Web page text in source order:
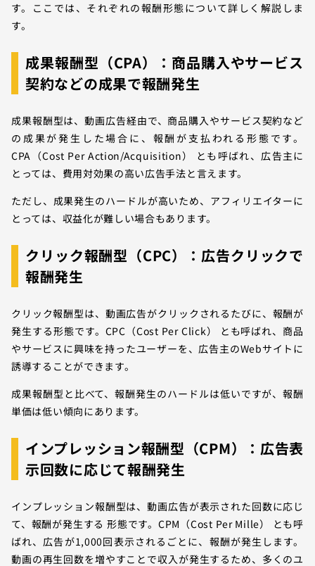
す。ここでは、それぞれの報酬形態について詳しく解説しま
す。
成果報酬型（CPA）：商品購入やサービス
契約などの成果で報酬発生
成果報酬型は、動画広告経由で、商品購入やサービス契約など
の成果が発生した場合に、報酬が支払われる形態です。
CPA（Cost Per Action/Acquisition） とも呼ばれ、広告主に
とっては、費用対効果の高い広告手法と言えます。
ただし、成果発生のハードルが高いため、アフィリエイターに
とっては、収益化が難しい場合もあります。
クリック報酬型（CPC）：広告クリックで
報酬発生
クリック報酬型は、動画広告がクリックされるたびに、報酬が
発生する形態です。CPC（Cost Per Click） とも呼ばれ、商品
やサービスに興味を持ったユーザーを、広告主のWebサイトに
誘導することができます。
成果報酬型と比べて、報酬発生のハードルは低いですが、報酬
単価は低い傾向にあります。
インプレッション報酬型（CPM）：広告表
示回数に応じて報酬発生
インプレッション報酬型は、動画広告が表示された回数に応じ
て、報酬が発生する 形態です。CPM（Cost Per Mille） とも呼
ばれ、広告が1,000回表示されるごとに、報酬が発生します。
動画の再生回数を増やすことで収入が発生するため、多くのユ